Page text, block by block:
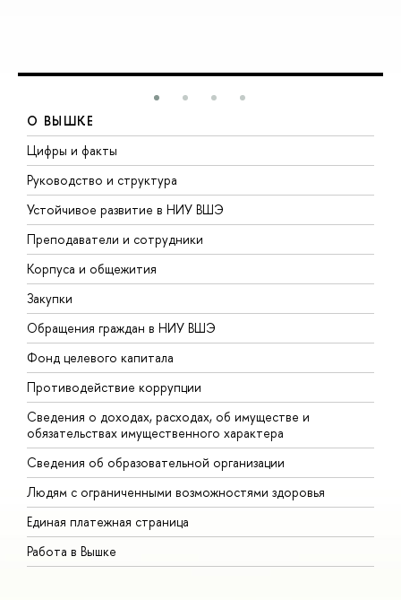
О ВЫШКЕ
Цифры и факты
Руководство и структура
Устойчивое развитие в НИУ ВШЭ
Преподаватели и сотрудники
Корпуса и общежития
Закупки
Обращения граждан в НИУ ВШЭ
Фонд целевого капитала
Противодействие коррупции
Сведения о доходах, расходах, об имуществе и
обязательствах имущественного характера
Сведения об образовательной организации
Людям с ограниченными возможностями здоровья
Единая платежная страница
Работа в Вышке